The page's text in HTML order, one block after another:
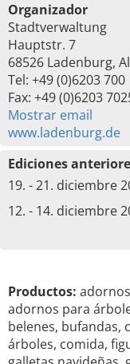
Organizador
Stadtverwaltung
Hauptstr. 7
68526 Ladenburg,
Tel: +49 (0)6203 700
Fax: +49 (0)6203
Mostrar email
www.ladenburg.de
Ediciones
19. - 21. diciembre
12. - 14. diciembre
Productos:
adornos para
belenes, bufandas,
árboles, comida,